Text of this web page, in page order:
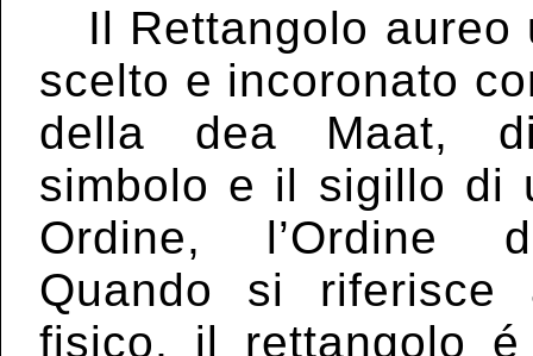
Il Rettangolo aureo
scelto e incoronato
della dea Maat,
simbolo e il sigillo di
Ordine, l’Ordine
Quando si riferisce
fisico, il rettangolo é